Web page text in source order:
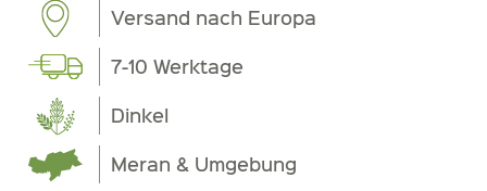
Versand nach Europa
7-10 Werktage
Dinkel
Meran & Umgebung